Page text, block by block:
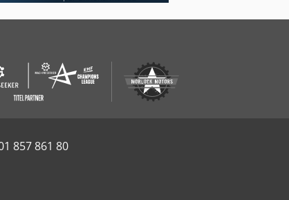
857 861 80